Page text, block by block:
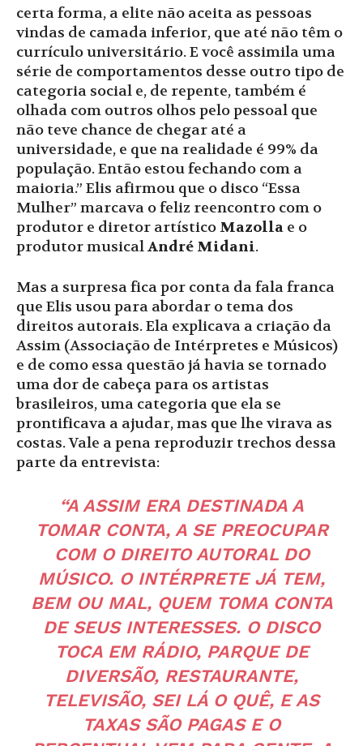
certa forma, a elite não aceita as pessoas
vindas de camada inferior, que até não têm o
currículo universitário. E você assimila uma
série de comportamentos desse outro tipo de
categoria social e, de repente, também é
olhada com outros olhos pelo pessoal que
não teve chance de chegar até a
universidade, e que na realidade é 99% da
população. Então estou fechando com a
maioria.” Elis afirmou que o disco “Essa
Mulher” marcava o feliz reencontro com o
produtor e diretor artístico Mazolla e o
produtor musicalAndré Midani.
Mas a surpresa fica por conta da fala franca
que Elis usou para abordar o tema dos
direitos autorais. Ela explicava a criação da
Assim (Associação de Intérpretes e Músicos)
e de como essa questão já havia se tornado
uma dor de cabeça para os artistas
brasileiros, uma categoria que ela se
prontificava a ajudar, mas que lhe virava as
costas. Vale a pena reproduzir trechos dessa
parte da entrevista:
“A ASSIM ERA DESTINADA A
TOMAR CONTA, A SE PREOCUPAR
COM O DIREITO AUTORAL DO
MÚSICO. O INTÉRPRETE JÁ TEM,
BEM OU MAL, QUEM TOMA CONTA
DE SEUS INTERESSES. O DISCO
TOCA EM RÁDIO, PARQUE DE
DIVERSÃO, RESTAURANTE,
TELEVISÃO, SEI LÁ O QUÊ, E AS
TAXAS SÃO PAGAS E O